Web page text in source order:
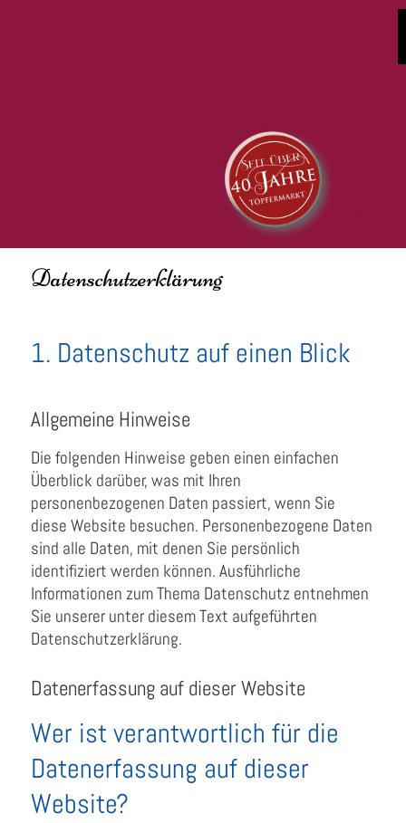
Uhr
Marstall Altstadt Neuburg
Datenschutzerklärung
1. Datenschutz auf einen Blick
Allgemeine Hinweise
Die folgenden Hinweise geben einen einfachen
Überblick darüber, was mit Ihren
personenbezogenen Daten passiert, wenn Sie
diese Website besuchen. Personenbezogene Daten
sind alle Daten, mit denen Sie persönlich
identifiziert werden können. Ausführliche
Informationen zum Thema Datenschutz entnehmen
Sie unserer unter diesem Text aufgeführten
Datenschutzerklärung.
Datenerfassung auf dieser Website
Wer ist verantwortlich für die
Datenerfassung auf dieser
Website?